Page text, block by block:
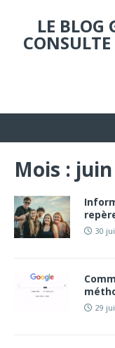
LE BLOG
Mois : juin
30
29